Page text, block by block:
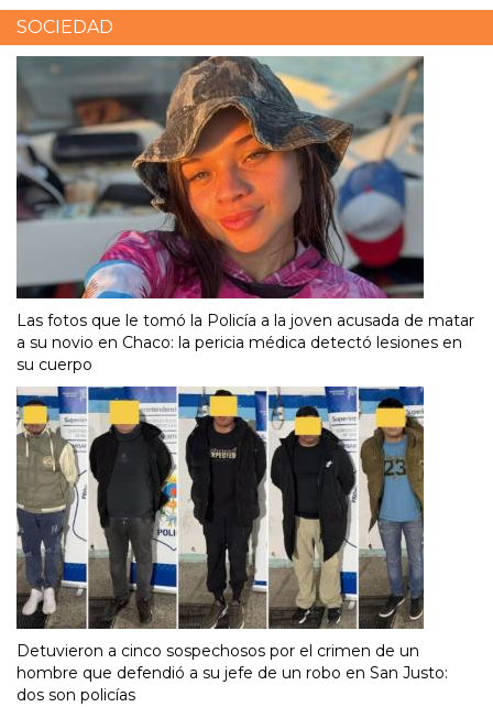
SOCIEDAD
Las fotos que le tomó la Policía a la joven acusada de matar
a su novio en Chaco: la pericia médica detectó lesiones en
su cuerpo
Detuvieron a cinco sospechosos por el crimen de un
hombre que defendió a su jefe de un robo en San Justo:
dos son policías